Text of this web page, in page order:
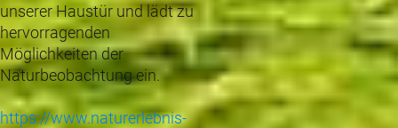
unserer Haustür und lädt zu
hervorragenden
Möglichkeiten der
Naturbeobachtung ein.
https://www.naturerlebnis-